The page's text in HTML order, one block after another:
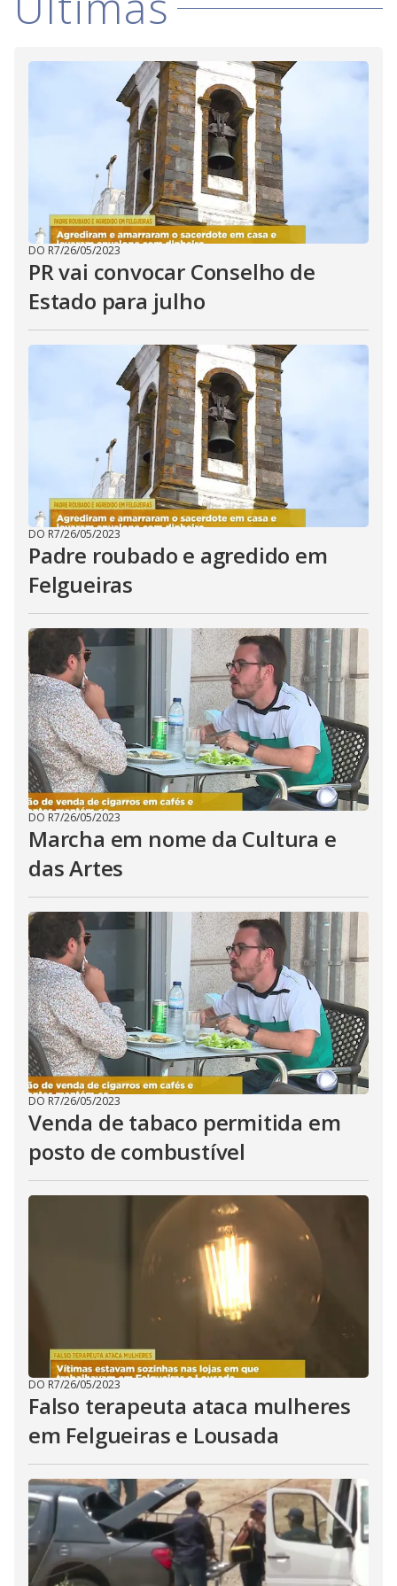
d
e
o
DO R7/26/05/2023
PR vai convocar Conselho de
Estado para julho
DO R7/26/05/2023
Padre roubado e agredido em
Felgueiras
DO R7/26/05/2023
Marcha em nome da Cultura e
das Artes
DO R7/26/05/2023
Venda de tabaco permitida em
posto de combustível
DO R7/26/05/2023
Falso terapeuta ataca mulheres
em Felgueiras e Lousada